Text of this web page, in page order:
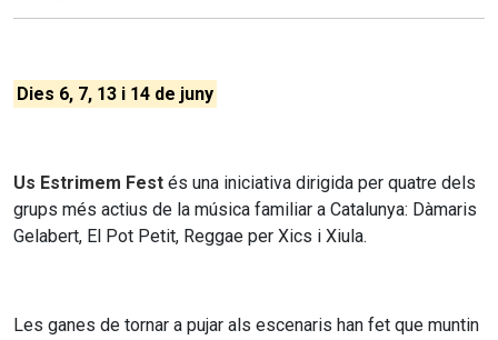
Dies 6, 7, 13 i 14 de juny
Us Estrimem Fest és una iniciativa dirigida per quatre dels
grups més actius de la música familiar a Catalunya: Dàmaris
Gelabert, El Pot Petit, Reggae per Xics i Xiula.
Les ganes de tornar a pujar als escenaris han fet que muntin